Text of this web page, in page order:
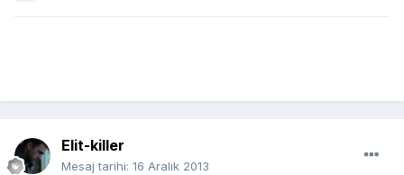
Elit-killer
Mesaj tarihi: 16 Aralık 2013